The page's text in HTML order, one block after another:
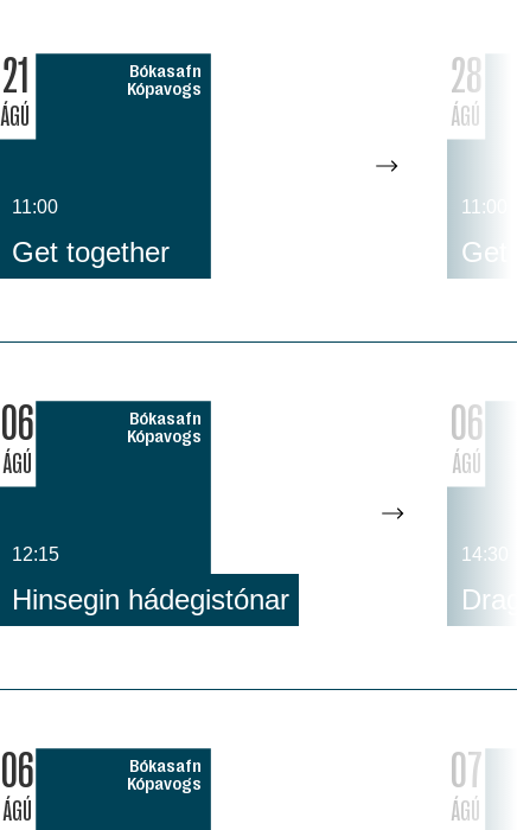
21
ÁGÚ
Bókasafn
Kópavogs
11:00
Get together
28
ÁGÚ
11:00
Get
06
ÁGÚ
Bókasafn
Kópavogs
12:15
Hinsegin hádegistónar
06
ÁGÚ
14:30
06
ÁGÚ
Bókasafn
Kópavogs
07
ÁGÚ